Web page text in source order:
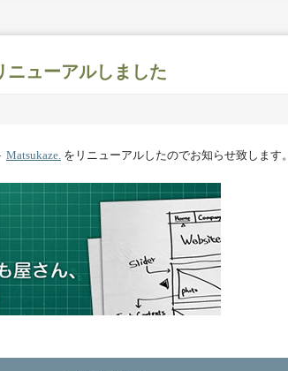
ニューアルしました
Matsukaze. をリニューアルしたのでお知らせ致します。